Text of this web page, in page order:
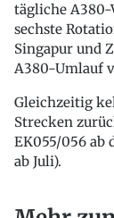
tägliche A380-
sechste
Singapur und
A380-Umlauf
Gleichzeitig
Strecken
EK055/056 ab
ab Juli).